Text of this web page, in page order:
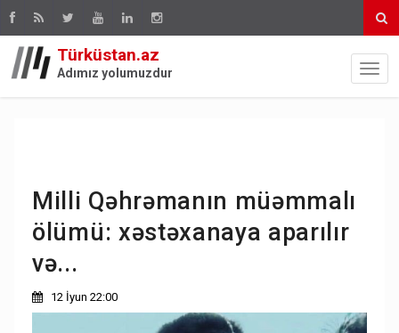
Türküstan.az
Adımız yolumuzdur
Milli Qəhrəmanın müəmmalı
ölümü: xəstəxanaya aparılır
və...
12 İyun 22:00